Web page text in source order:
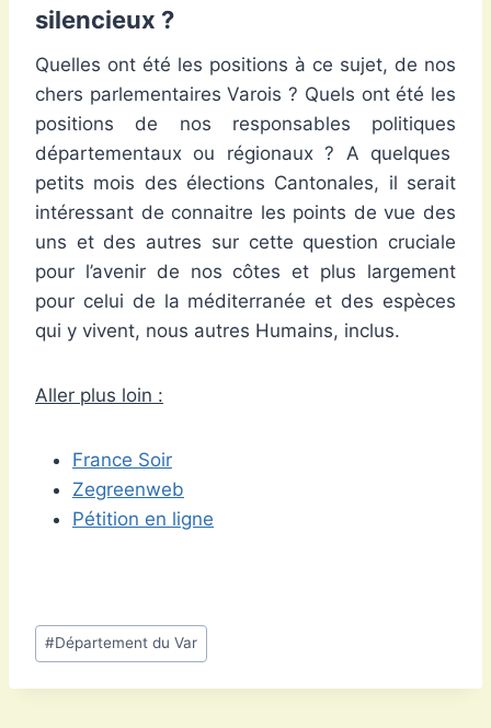
silencieux ?
Quelles ont été les positions à ce sujet, de nos
chers parlementaires Varois ? Quels ont été les
positions de nos responsables politiques
départementaux ou régionaux ? A quelques
petits mois des élections Cantonales, il serait
intéressant de connaitre les points de vue des
uns et des autres sur cette question cruciale
pour l’avenir de nos côtes et plus largement
pour celui de la méditerranée et des espèces
qui y vivent, nous autres Humains, inclus.
Aller plus loin :
France Soir
Zegreenweb
Pétition en ligne
Étiquettes
de
la
#Département du Var